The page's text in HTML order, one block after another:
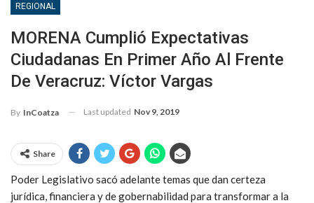
REGIONAL
MORENA Cumplió Expectativas
Ciudadanas En Primer Año Al Frente
De Veracruz: Víctor Vargas
By InCoatza Last updated Nov 9, 2019
Share
Poder Legislativo sacó adelante temas que dan certeza
jurídica, financiera y de gobernabilidad para transformar a la